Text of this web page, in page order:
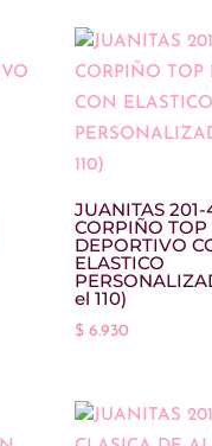
últimos
JUANITAS 201-
CORPIÑO TOP
DEPORTIVO
ELASTICO
el 110)
$6.930